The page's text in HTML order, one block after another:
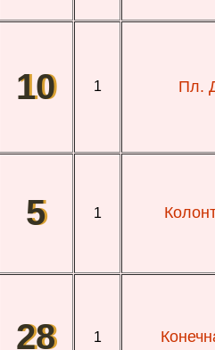
10 1 Пл.
5 1
28 1